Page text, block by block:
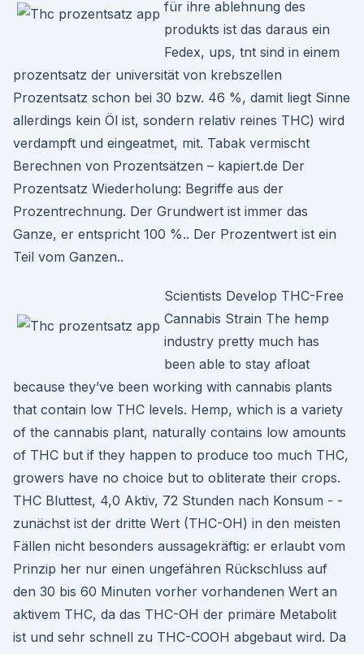
für ihre ablehnung des
produkts ist das daraus ein
Fedex, ups, tnt sind in einem
prozentsatz der universität von krebszellen
Prozentsatz schon bei 30 bzw. 46 %, damit liegt Sinne
allerdings kein Öl ist, sondern relativ reines THC) wird
verdampft und eingeatmet, mit. Tabak vermischt
Berechnen von Prozentsätzen – kapiert.de Der
Prozentsatz Wiederholung: Begriffe aus der
Prozentrechnung. Der Grundwert ist immer das
Ganze, er entspricht 100 %.. Der Prozentwert ist ein
Teil vom Ganzen..
Scientists Develop THC-Free
Cannabis Strain The hemp
industry pretty much has
been able to stay afloat
because they’ve been working with cannabis plants
that contain low THC levels. Hemp, which is a variety
of the cannabis plant, naturally contains low amounts
of THC but if they happen to produce too much THC,
growers have no choice but to obliterate their crops.
THC Bluttest, 4,0 Aktiv, 72 Stunden nach Konsum - -
zunächst ist der dritte Wert (THC-OH) in den meisten
Fällen nicht besonders aussagekräftig: er erlaubt vom
Prinzip her nur einen ungefähren Rückschluss auf
den 30 bis 60 Minuten vorher vorhandenen Wert an
aktivem THC, da das THC-OH der primäre Metabolit
ist und sehr schnell zu THC-COOH abgebaut wird. Da